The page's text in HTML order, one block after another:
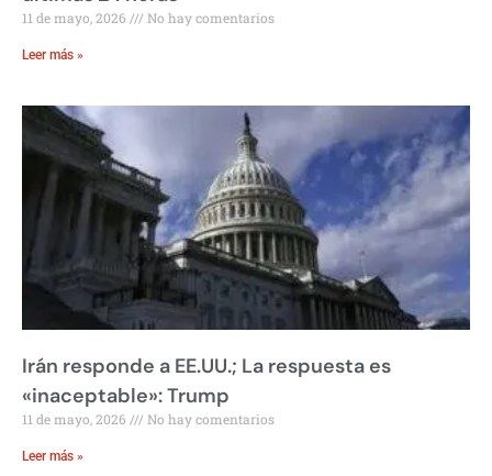
11 de mayo, 2026 No hay comentarios
Leer más »
Irán responde a EE.UU.; La respuesta es
«inaceptable»: Trump
11 de mayo, 2026 No hay comentarios
Leer más »